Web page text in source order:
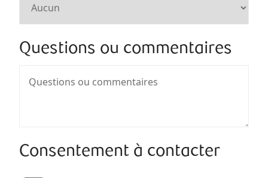
Questions ou commentaires
Consentement à contacter